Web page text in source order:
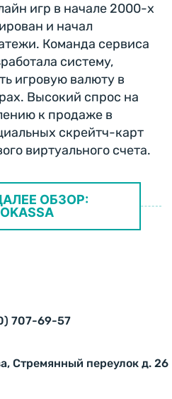
игр в начале 2000-х
и начал
Команда сервиса
систему,
игровую валюту в
Высокий спрос на
к продаже в
скрейтч-карт
виртуального счета.
ОБЗОР:
707-69-57
Стремянный переулок д. 26